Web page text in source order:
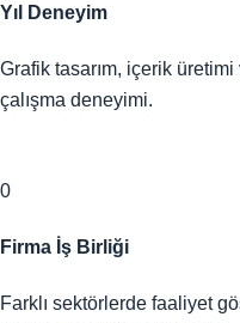
Yıl Deneyim
Grafik tasarım, içerik
çalışma deneyimi.
0
Firma İş Birliği
Farklı sektörlerde faaliyet